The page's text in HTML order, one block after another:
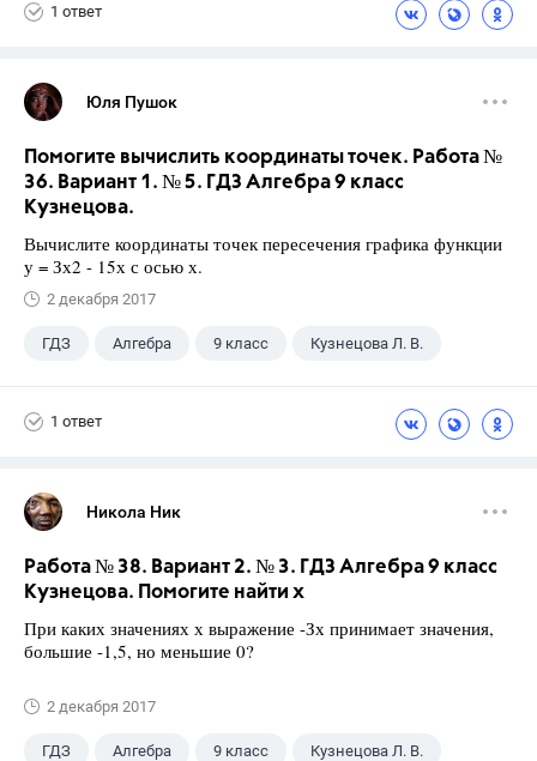
1 ответ
Юля Пушок
Помогите вычислить координаты точек. Работа №
36. Вариант 1. № 5. ГДЗ Алгебра 9 класс
Кузнецова.
Вычислите координаты точек пересечения графика функции
у = Зх2 - 15х с осью х.
2 декабря 2017
ГДЗ Алгебра 9 класс Кузнецова Л. В.
1 ответ
Никола Ник
Работа № 38. Вариант 2. № 3. ГДЗ Алгебра 9 класс
Кузнецова. Помогите найти х
При каких значениях х выражение -Зх принимает значения,
большие -1,5, но меньшие 0?
2 декабря 2017
ГДЗ Алгебра 9 класс Кузнецова Л. В.